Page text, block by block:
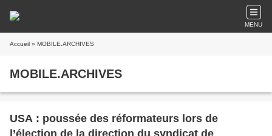
MENU
Accueil » MOBILE.ARCHIVES
MOBILE.ARCHIVES
USA : poussée des réformateurs lors de
l’élection de la direction du syndicat de